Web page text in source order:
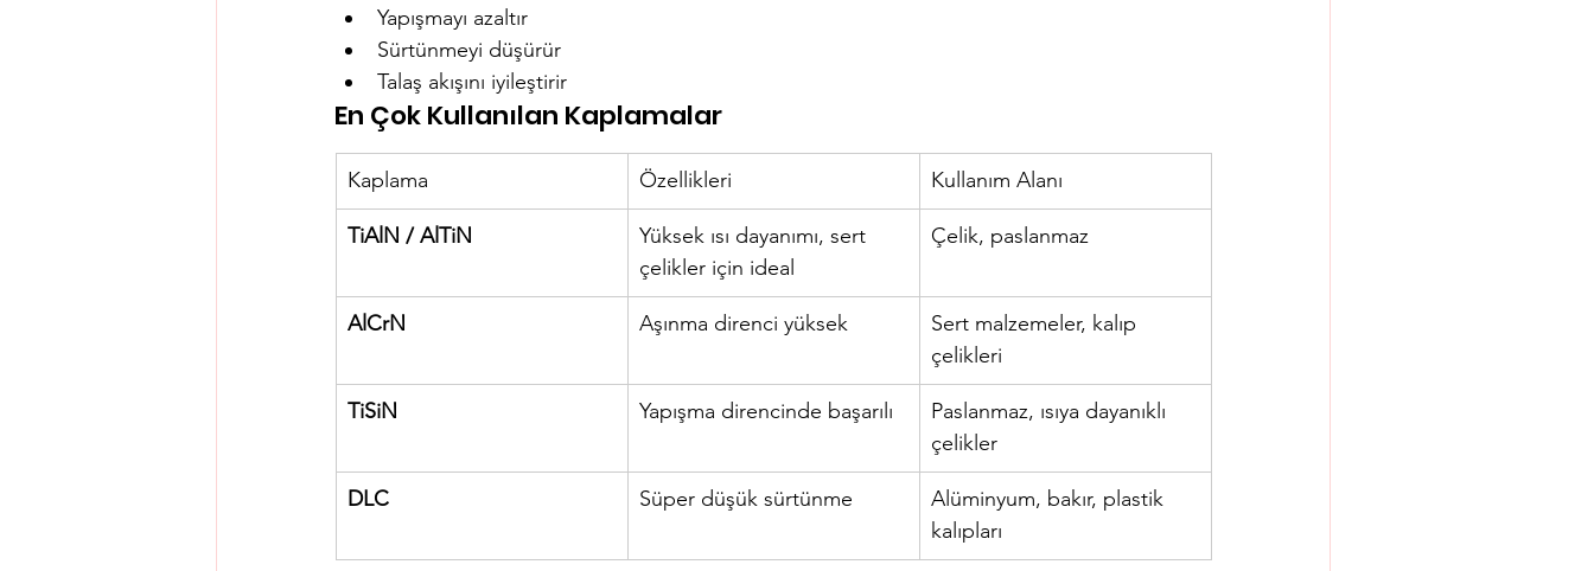
Yapışmayı azaltır
Sürtünmeyi düşürür
Talaş akışını iyileştirir
En Çok Kullanılan Kaplamalar
Kaplama Özellikleri Kullanım Alanı
TiAlN / AlTiN
Yüksek ısı dayanımı, sert
çelikler için ideal
Çelik, paslanmaz
AlCrN Aşınma direnci yüksek
Sert malzemeler, kalıp
çelikleri
TiSiN Yapışma direncinde başarılı
Paslanmaz, ısıya dayanıklı
çelikler
DLC Süper düşük sürtünme
Alüminyum, bakır, plastik
kalıpları